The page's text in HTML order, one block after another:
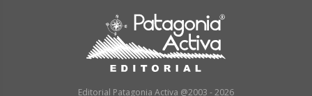
Editorial Patagonia Activa @2003 - 2026